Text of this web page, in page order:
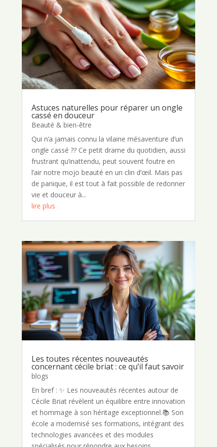
Astuces naturelles pour réparer un ongle
cassé en douceur
Beauté & bien-être
Qui n’a jamais connu la vilaine mésaventure d’un
ongle cassé ?? Ce petit drame du quotidien, aussi
frustrant qu’inattendu, peut souvent foutre en
l’air notre mojo beauté en un clin d’œil. Mais pas
de panique, il est tout à fait possible de redonner
vie et douceur à...
lire plus
Les toutes récentes nouveautés
concernant cécile briat : ce qu’il faut savoir
blogs
En bref : ✨ Les nouveautés récentes autour de
Cécile Briat révèlent un équilibre entre innovation
et hommage à son héritage exceptionnel.📚 Son
école a modernisé ses formations, intégrant des
technologies avancées et des modules